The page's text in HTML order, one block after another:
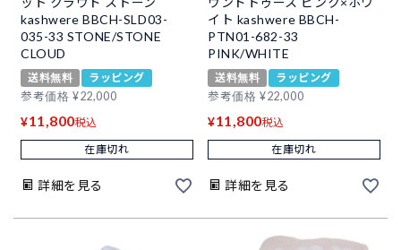
kashwere BBCH-SLD03-
035-33 STONE/STONE
CLOUD
送料無料
ラッピング
参考価格 ¥22,000
¥11,800税込
在庫切れ
詳細を見る
イト kashwere BBCH-
PTN01-682-33
PINK/WHITE
送料無料
ラッピング
参考価格 ¥22,000
¥11,800税込
在庫切れ
詳細を見る